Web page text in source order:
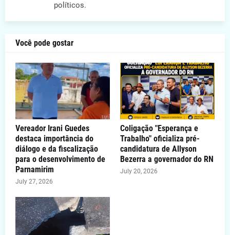
políticos.
Você pode gostar
Vereador Irani Guedes
destaca importância do
diálogo e da fiscalização
para o desenvolvimento de
Parnamirim
July 27, 2026
Coligação "Esperança e
Trabalho" oficializa pré-
candidatura de Allyson
Bezerra a governador do RN
July 20, 2026